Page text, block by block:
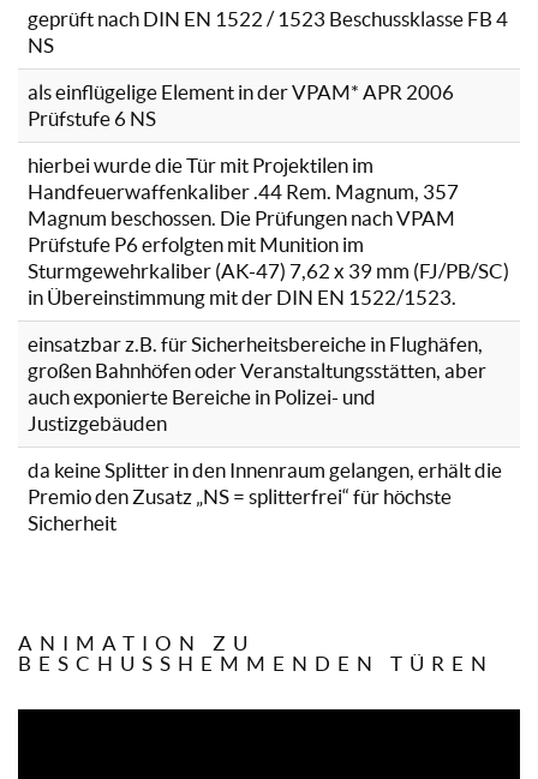
geprüft nach DIN EN 1522 / 1523 Beschussklasse FB 4
NS
als einflügelige Element in der VPAM* APR 2006
Prüfstufe 6 NS
hierbei wurde die Tür mit Projektilen im
Handfeuerwaffenkaliber .44 Rem. Magnum, 357
Magnum beschossen. Die Prüfungen nach VPAM
Prüfstufe P6 erfolgten mit Munition im
Sturmgewehrkaliber (AK-47) 7,62 x 39 mm (FJ/PB/SC)
in Übereinstimmung mit der DIN EN 1522/1523.
einsatzbar z.B. für Sicherheitsbereiche in Flughäfen,
großen Bahnhöfen oder Veranstaltungsstätten, aber
auch exponierte Bereiche in Polizei- und
Justizgebäuden
da keine Splitter in den Innenraum gelangen, erhält die
Premio den Zusatz „NS = splitterfrei“ für höchste
Sicherheit
ANIMATION ZU
BESCHUSSHEMMENDEN TÜREN